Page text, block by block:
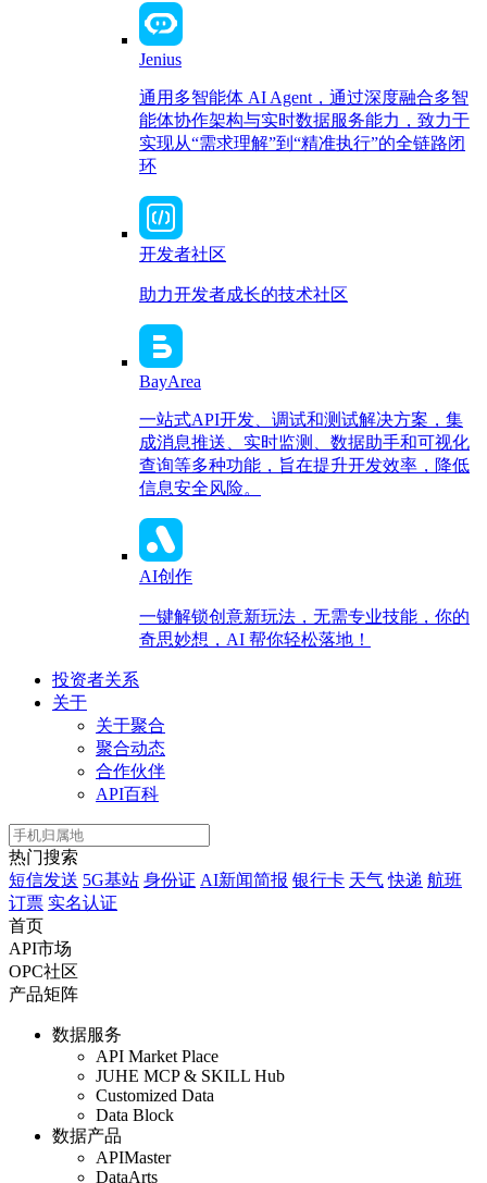
Jenius
通用多智能体 AI Agent，通过深度融合多智
能体协作架构与实时数据服务能力，致力于
实现从“需求理解”到“精准执行”的全链路闭
环
开发者社区
助力开发者成长的技术社区
BayArea
一站式API开发、调试和测试解决方案，集
成消息推送、实时监测、数据助手和可视化
查询等多种功能，旨在提升开发效率，降低
信息安全风险。
AI创作
一键解锁创意新玩法，无需专业技能，你的
奇思妙想，AI 帮你轻松落地！
投资者关系
关于
关于聚合
聚合动态
合作伙伴
API百科
热门搜索
短信发送 5G基站 身份证 AI新闻简报 银行卡 天气 快递 航班
订票 实名认证
首页
API市场
OPC社区
产品矩阵
数据服务
API Market Place
JUHE MCP & SKILL Hub
Customized Data
Data Block
数据产品
APIMaster
DataArts